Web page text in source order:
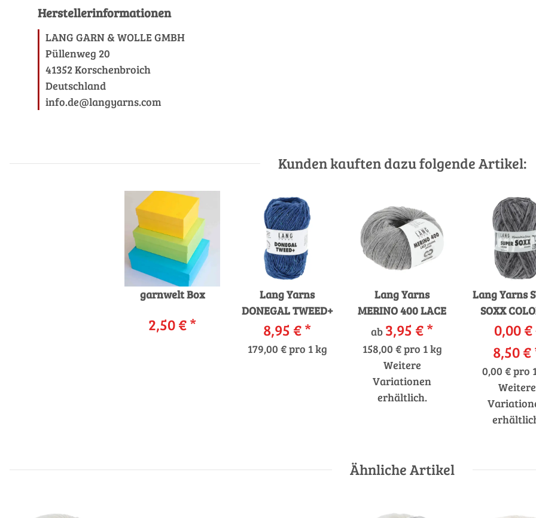
Herstellerinformationen
LANG GARN & WOLLE GMBH
Püllenweg 20
41352 Korschenbroich
Deutschland
info.de@langyarns.com
Kunden kauften dazu folgende Artikel:
garnwelt Box
2,50 €*
Lang Yarns
DONEGAL TWEED+
8,95 €*
179,00 € pro 1 kg
Lang Yarns
MERINO 400 LACE
ab 3,95 €*
158,00 € pro 1 kg
Weitere
Variationen
erhältlich.
Lang Yarns
SOXX
FACH
0,00 €
8,50 €
0,00 € pro
Weitere
Ähnliche Artikel